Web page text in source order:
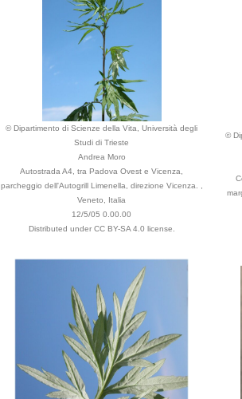
© Dipartimento di Scienze della Vita, Università degli
Studi di Trieste
Andrea Moro
Autostrada A4, tra Padova Ovest e Vicenza,
parcheggio dell'Autogrill Limenella, direzione Vicenza. ,
Veneto, Italia
12/5/05 0.00.00
Distributed under CC BY-SA 4.0 license.
©